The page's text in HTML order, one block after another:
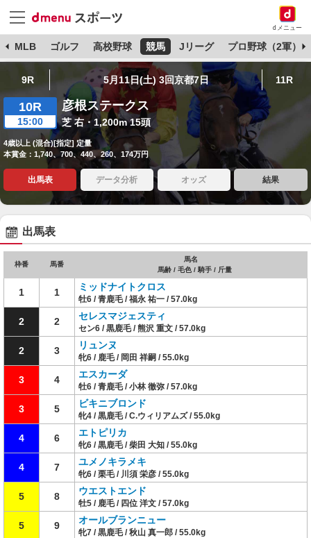
dメニュー
MLB ゴルフ 高校野球 競馬 Jリーグ プロ野球（2軍）
9R 5月11日(土) 3回京都7日 11R
10R
15:00
彦根ステークス
芝 右・1,200m 15頭
4歳以上 (混合)[指定] 定量
本賞金：1,740、700、440、260、174万円
出馬表 データ分析 オッズ 結果
出馬表
枠番 馬番
馬名
馬齢 / 毛色 / 騎手 / 斤量
1 1 ミッドナイトクロス
牡6 / 青鹿毛 / 福永 祐一 / 57.0kg
2 2 セレスマジェスティ
セン6 / 黒鹿毛 / 熊沢 重文 / 57.0kg
2 3 リュンヌ
牝6 / 鹿毛 / 岡田 祥嗣 / 55.0kg
3 4 エスカーダ
牡6 / 青鹿毛 / 小林 徹弥 / 57.0kg
3 5 ビキニブロンド
牝4 / 黒鹿毛 / C.ウィリアムズ / 55.0kg
4 6 エトピリカ
牝6 / 黒鹿毛 / 柴田 大知 / 55.0kg
4 7 ユメノキラメキ
牝6 / 栗毛 / 川須 栄彦 / 55.0kg
5 8 ウエストエンド
牡5 / 鹿毛 / 四位 洋文 / 57.0kg
5 9 オールブランニュー
牝7 / 黒鹿毛 / 秋山 真一郎 / 55.0kg